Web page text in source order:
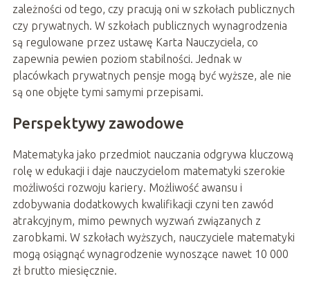
zależności od tego, czy pracują oni w szkołach publicznych
czy prywatnych. W szkołach publicznych wynagrodzenia
są regulowane przez ustawę Karta Nauczyciela, co
zapewnia pewien poziom stabilności. Jednak w
placówkach prywatnych pensje mogą być wyższe, ale nie
są one objęte tymi samymi przepisami.
Perspektywy zawodowe
Matematyka jako przedmiot nauczania odgrywa kluczową
rolę w edukacji i daje nauczycielom matematyki szerokie
możliwości rozwoju kariery. Możliwość awansu i
zdobywania dodatkowych kwalifikacji czyni ten zawód
atrakcyjnym, mimo pewnych wyzwań związanych z
zarobkami. W szkołach wyższych, nauczyciele matematyki
mogą osiągnąć wynagrodzenie wynoszące nawet 10 000
zł brutto miesięcznie.